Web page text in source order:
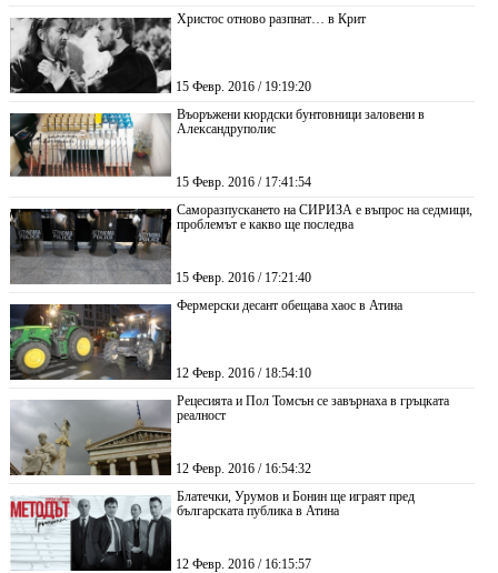
Христос отново разпнат… в Крит
15 Февр. 2016 / 19:19:20
Въоръжени кюрдски бунтовници заловени в
Александруполис
15 Февр. 2016 / 17:41:54
Саморазпускането на СИРИЗА е въпрос на седмици,
проблемът е какво ще последва
15 Февр. 2016 / 17:21:40
Фермерски десант обещава хаос в Атина
12 Февр. 2016 / 18:54:10
Рецесията и Пол Томсън се завърнаха в гръцката
реалност
12 Февр. 2016 / 16:54:32
Блатечки, Урумов и Бонин ще играят пред
българската публика в Атина
12 Февр. 2016 / 16:15:57